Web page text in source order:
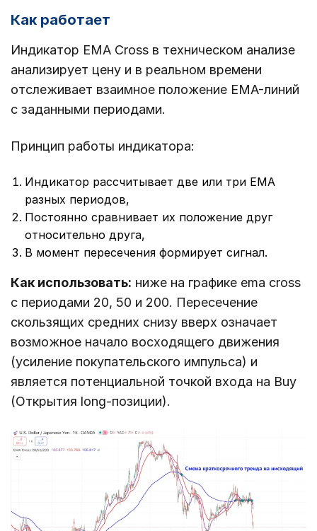
Как работает
Индикатор EMA Cross в техническом анализе
анализирует цену и в реальном времени
отслеживает взаимное положение EMA-линий
с заданными периодами.
Принцип работы индикатора:
Индикатор рассчитывает две или три EMA
разных периодов,
Постоянно сравнивает их положение друг
относительно друга,
В момент пересечения формирует сигнал.
Как использовать: ниже на графике ema cross
с периодами 20, 50 и 200. Пересечение
скользящих средних снизу вверх означает
возможное начало восходящего движения
(усиление покупательского импульса) и
является потенциальной точкой входа на Buy
(Открытия long-позиции).